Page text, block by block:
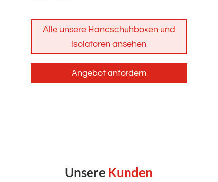
Alle unsere Handschuhboxen und
Isolatoren ansehen
Angebot anfordern
Unsere Kunden